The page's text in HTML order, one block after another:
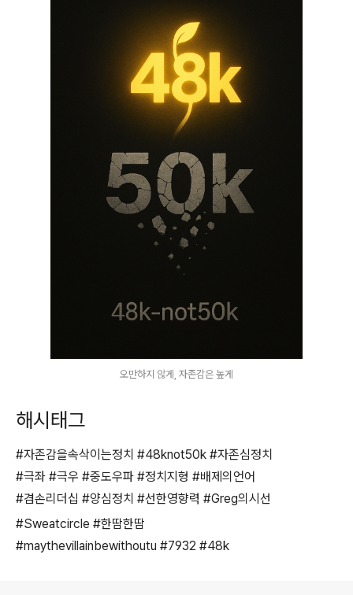
오만하지 않게, 자존감은 높게
해시태그
#자존감을속삭이는정치 #48knot50k #자존심정치
#극좌 #극우 #중도우파 #정치지형 #배제의언어
#겸손리더십 #양심정치 #선한영향력 #Greg의시선
#Sweatcircle #한땀한땀
#maythevillainbewithoutu #7932 #48k